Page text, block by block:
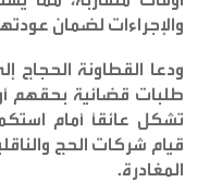
والإجراءات لضمان
ودعا القطاونة الحجاج
طلبات قضائية بحقهم أو
تشكل عائقاً أمام
قيام شركات الحج
المغادرة.